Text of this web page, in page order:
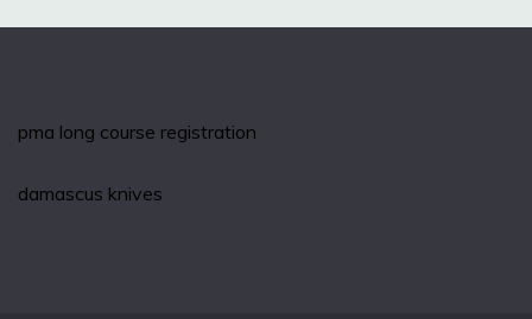
pma long course registration
damascus knives